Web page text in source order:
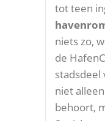
tot teen
niets zo,
de
stadsdeel
niet
behoort,